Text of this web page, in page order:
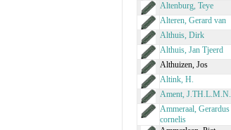
Altenburg, Teye
Alteren, Gerard van
Althuis, Dirk
Althuis, Jan Tjeerd
Althuizen, Jos
Altink, H.
Ament, J.TH.L.M.N.
Ammeraal, Gerardus
cornelis